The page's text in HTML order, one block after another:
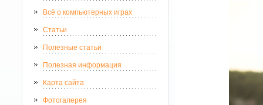
Всё о компьютерных играх
Статьи
Полезные статьи
Полезная информация
Карта сайта
Фотогалерея